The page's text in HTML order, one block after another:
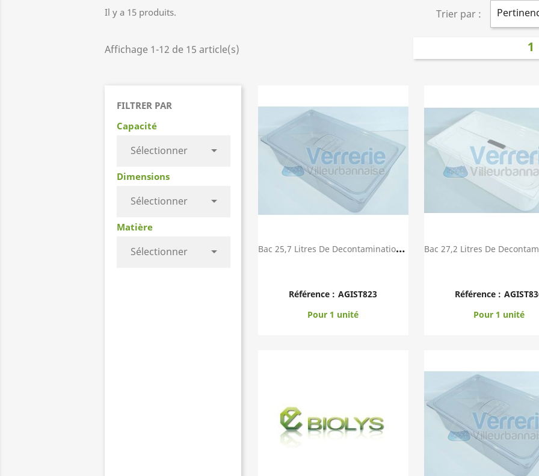
Il y a 15 produits. Trier par :
Affichage 1-12 de 15 article(s)
FILTRER PAR
Capacité
Sélectionner 
Dimensions
Sélectionner 
Matière
Sélectionner  B
Ac 25,7 Litres De Decontamination En Polycarbo...
Référence : AGIST823
Pour 1 unité
Aperçu rapide
Référence :
Pour 1 unité
Aperçu rapide